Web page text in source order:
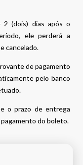
(dois) dias após o
ele perderá a
cancelado.
de pagamento
pelo banco
o prazo de entrega
pagamento do boleto.